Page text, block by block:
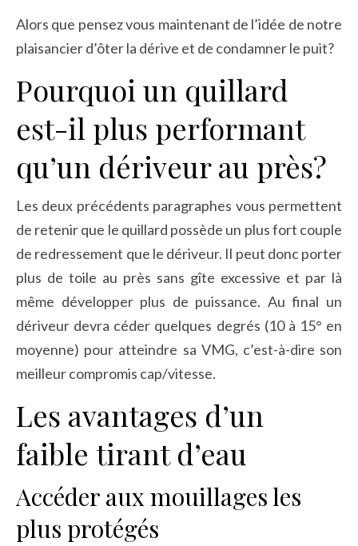
Alors que pensez vous maintenant de l’idée de notre
plaisancier d’ôter la dérive et de condamner le puit?
Pourquoi un quillard
est-il plus performant
qu’un dériveur au près?
Les deux précédents paragraphes vous permettent
de retenir que le quillard possède un plus fort couple
de redressement que le dériveur. Il peut donc porter
plus de toile au près sans gîte excessive et par là
même développer plus de puissance. Au final un
dériveur devra céder quelques degrés (10 à 15° en
moyenne) pour atteindre sa VMG, c’est-à-dire son
meilleur compromis cap/vitesse.
Les avantages d’un
faible tirant d’eau
Accéder aux mouillages les
plus protégés